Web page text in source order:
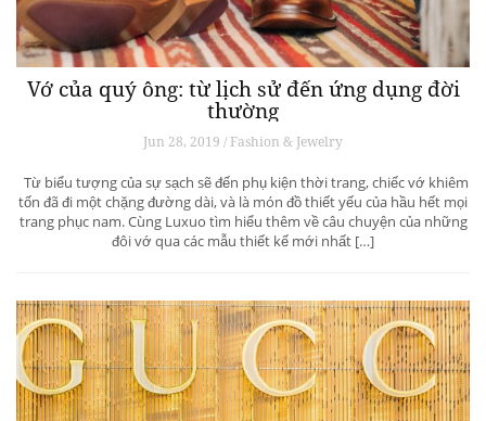
Vớ của quý ông: từ lịch sử đến ứng dụng đời
thường
Jun 28, 2019 / Fashion & Jewelry
Từ biểu tượng của sự sạch sẽ đến phụ kiện thời trang, chiếc vớ khiêm
tốn đã đi một chặng đường dài, và là món đồ thiết yếu của hầu hết mọi
trang phục nam. Cùng Luxuo tìm hiểu thêm về câu chuyện của những
đôi vớ qua các mẫu thiết kế mới nhất […]